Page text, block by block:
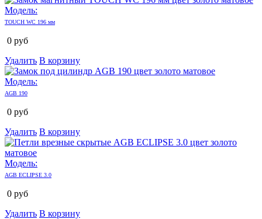
Модель:
TOUCH WC 196 мм
0 руб
Удалить В корзину
Модель:
AGB 190
0 руб
Удалить В корзину
Модель:
AGB ECLIPSE 3.0
0 руб
Удалить В корзину